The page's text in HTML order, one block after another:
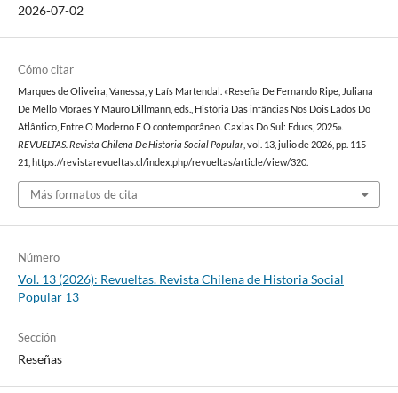
2026-07-02
Cómo citar
Marques de Oliveira, Vanessa, y Laís Martendal. «Reseña De Fernando Ripe, Juliana
De Mello Moraes Y Mauro Dillmann, eds., História Das infâncias Nos Dois Lados Do
Atlântico, Entre O Moderno E O contemporâneo. Caxias Do Sul: Educs, 2025».
REVUELTAS. Revista Chilena De Historia Social Popular, vol. 13, julio de 2026, pp. 115-
21, https://revistarevueltas.cl/index.php/revueltas/article/view/320.
Más formatos de cita
Número
Vol. 13 (2026): Revueltas. Revista Chilena de Historia Social
Popular 13
Sección
Reseñas